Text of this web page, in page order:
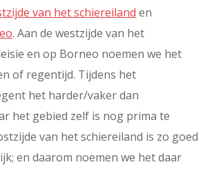
van het schiereiland en
. Aan de westzijde van het
en op Borneo noemen we het
of regentijd. Tijdens het
het harder/vaker dan
het gebied zelf is nog prima te
van het schiereiland is zo goed
en daarom noemen we het daar